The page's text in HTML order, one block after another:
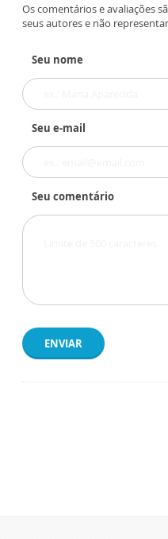
Os comentários e avaliações
seus autores e não
Seu nome
Seu e-mail
Seu comentário
ENVIAR